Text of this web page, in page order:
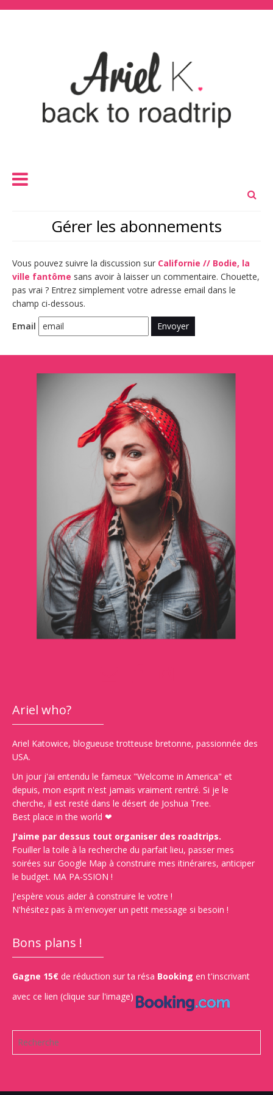
Gérer les abonnements
Vous pouvez suivre la discussion sur Californie // Bodie, la
ville fantôme sans avoir à laisser un commentaire. Chouette,
pas vrai ? Entrez simplement votre adresse email dans le
champ ci-dessous.
Email
Ariel who?
Ariel Katowice, blogueuse trotteuse bretonne, passionnée des
USA.
Un jour j'ai entendu le fameux "Welcome in America" et
depuis, mon esprit n'est jamais vraiment rentré. Si je le
cherche, il est resté dans le désert de Joshua Tree.
Best place in the world ❤
J'aime par dessus tout organiser des roadtrips.
Fouiller la toile à la recherche du parfait lieu, passer mes
soirées sur Google Map à construire mes itinéraires, anticiper
le budget. MA PA-SSION !
J'espère vous aider à construire le votre !
N'hésitez pas à m'envoyer un petit message si besoin !
Bons plans !
Gagne 15€ de réduction sur ta résa Booking en t'inscrivant
avec ce lien (clique sur l'image)